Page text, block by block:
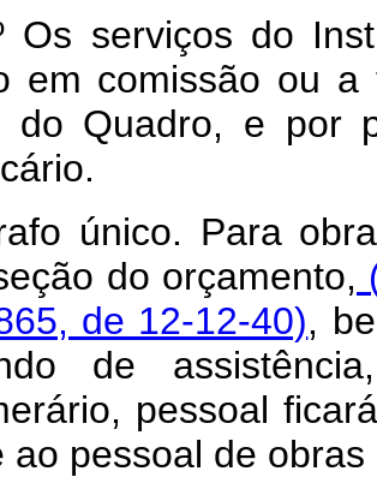
Os serviços do
em comissão ou
do Quadro, e por
único. Para
do orçamento,
de 12-12-40),
de
pessoal
ao pessoal de